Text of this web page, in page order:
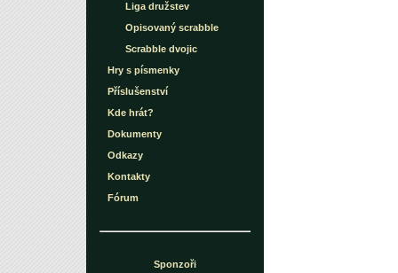
Liga družstev
Opisovaný scrabble
Scrabble dvojic
Hry s písmenky
Příslušenství
Kde hrát?
Dokumenty
Odkazy
Kontakty
Fórum
Sponzoři